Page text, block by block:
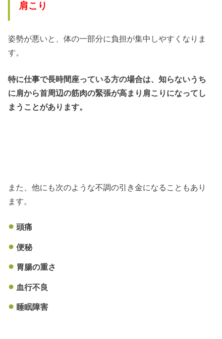
肩こり
姿勢が悪いと、体の一部分に負担が集中しやすくなりま
す。
特に仕事で長時間座っている方の場合は、知らないうち
に肩から首周辺の筋肉の緊張が高まり肩こりになってし
まうことがあります。
また、他にも次のような不調の引き金になることもあり
ます。
頭痛
便秘
胃腸の重さ
血行不良
睡眠障害